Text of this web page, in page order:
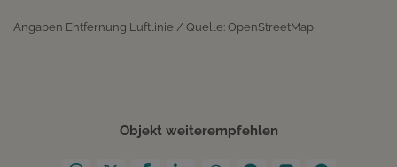
Angaben Entfernung Luftlinie / Quelle: OpenStreetMap
Objekt weiterempfehlen